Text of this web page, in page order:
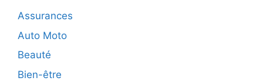
Assurances
Auto Moto
Beauté
Bien-être